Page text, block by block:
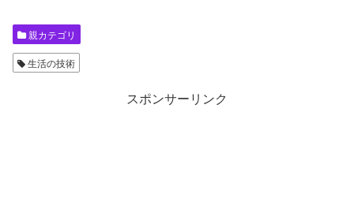
親カテゴリ
生活の技術
スポンサーリンク